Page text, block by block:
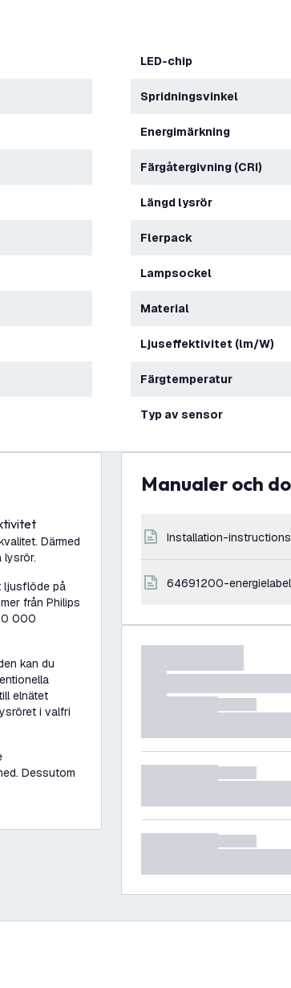
LED-chip
Spridningsvinkel
Energimärkning
Färgåtergivning (CRI)
Längd lysrör
Flerpack
Lampsockel
Material
Ljuseffektivitet (lm/W)
Färgtemperatur
Typ av sensor
Därmed
lysrör.
ljusflöde på
från Philips
000
kan du
elnätet
i valfri
Dessutom
Manualer och
installation-instructions
64691200-